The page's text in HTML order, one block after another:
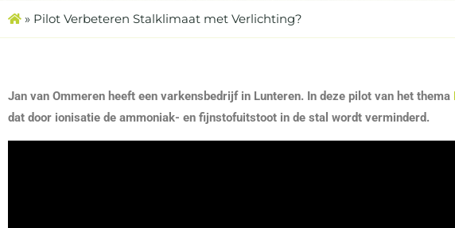
» Pilot Verbeteren Stalklimaat met Verlichting?
Jan van Ommeren heeft een varkensbedrijf in Lunteren. In deze pilot van het thema
dat door ionisatie de ammoniak- en fijnstofuitstoot in de stal wordt verminderd.